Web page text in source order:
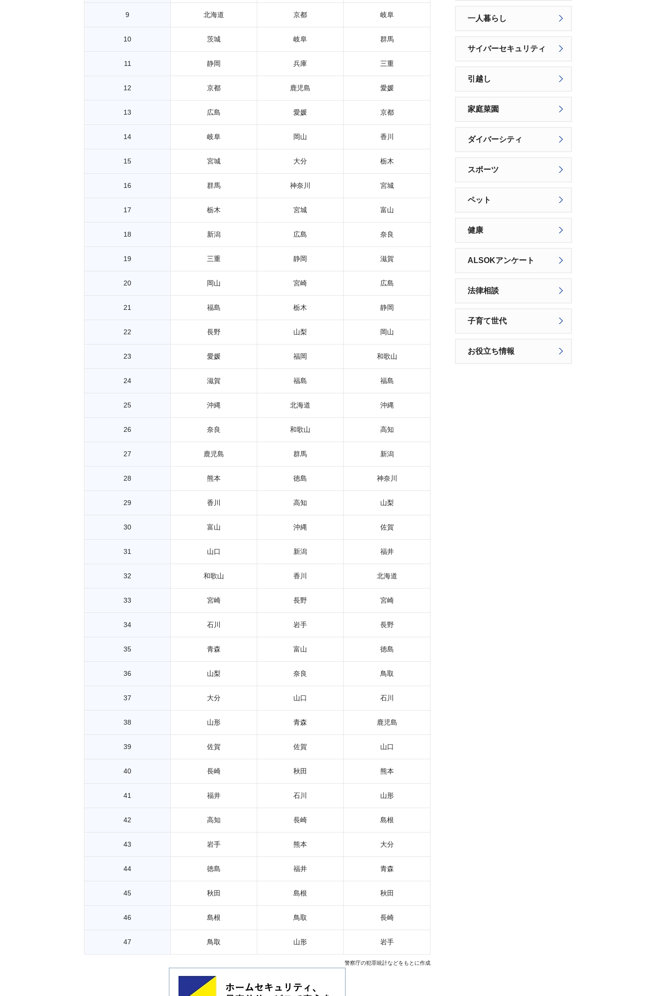
9 北海道 京都 岐阜
10 茨城 岐阜 群馬
11 静岡 兵庫 三重
12 京都 鹿児島 愛媛
13 広島 愛媛 京都
14 岐阜 岡山 香川
15 宮城 大分 栃木
16 群馬 神奈川 宮城
17 栃木 宮城 富山
18 新潟 広島 奈良
19 三重 静岡 滋賀
20 岡山 宮崎 広島
21 福島 栃木 静岡
22 長野 山梨 岡山
23 愛媛 福岡 和歌山
24 滋賀 福島 福島
25 沖縄 北海道 沖縄
26 奈良 和歌山 高知
27 鹿児島 群馬 新潟
28 熊本 徳島 神奈川
29 香川 高知 山梨
30 富山 沖縄 佐賀
31 山口 新潟 福井
32 和歌山 香川 北海道
33 宮崎 長野 宮崎
34 石川 岩手 長野
35 青森 富山 徳島
36 山梨 奈良 鳥取
37 大分 山口 石川
38 山形 青森 鹿児島
39 佐賀 佐賀 山口
40 長崎 秋田 熊本
41 福井 石川 山形
42 高知 長崎 島根
43 岩手 熊本 大分
44 徳島 福井 青森
45 秋田 島根 秋田
46 島根 鳥取 長崎
47 鳥取 山形 岩手
警察庁の犯罪統計などをもとに作成
一人暮らし
サイバーセキュリティ
引越し
家庭菜園
ダイバーシティ
スポーツ
ペット
健康
ALSOKアンケート
法律相談
子育て世代
お役立ち情報